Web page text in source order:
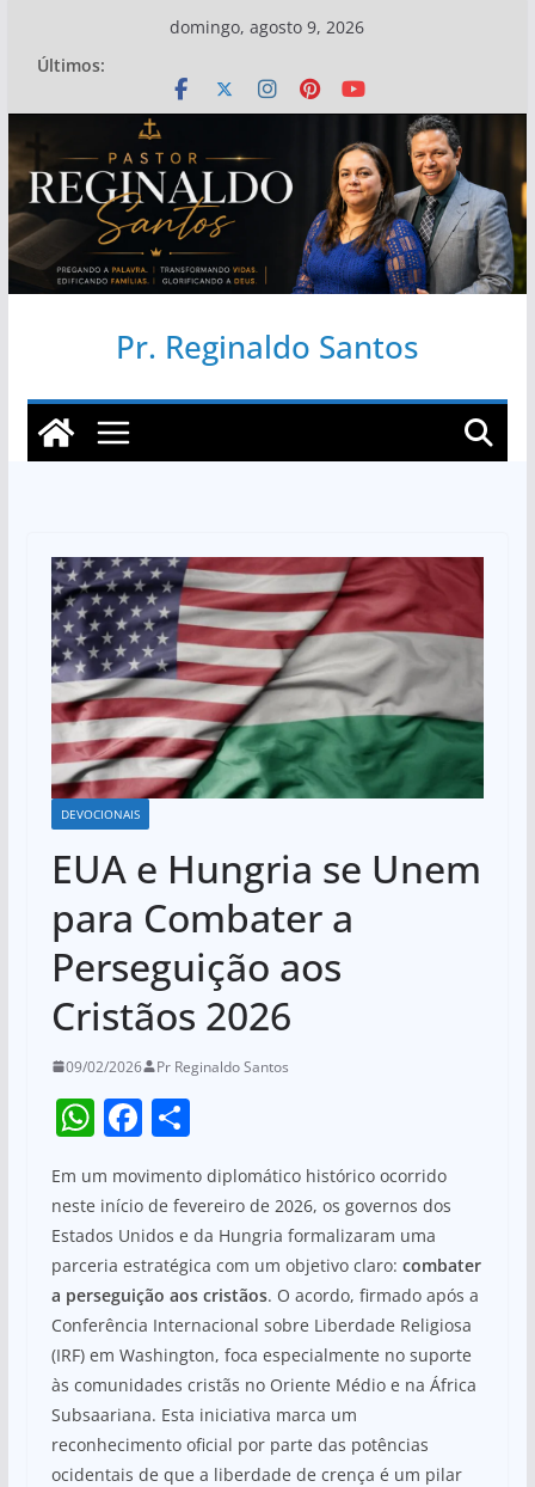
conteúdo
domingo, agosto 9, 2026
Últimos:
Pr. Reginaldo Santos
DEVOCIONAIS
EUA e Hungria se Unem
para Combater a
Perseguição aos
Cristãos 2026
09/02/2026 Pr Reginaldo Santos
W
at
s
A
p
p
F
a
c
e
b
o
o
k
S
ar
e
Em um movimento diplomático histórico ocorrido
neste início de fevereiro de 2026, os governos dos
Estados Unidos e da Hungria formalizaram uma
parceria estratégica com um objetivo claro: combater
a perseguição aos cristãos. O acordo, firmado após a
Conferência Internacional sobre Liberdade Religiosa
(IRF) em Washington, foca especialmente no suporte
às comunidades cristãs no Oriente Médio e na África
Subsaariana. Esta iniciativa marca um
reconhecimento oficial por parte das potências
ocidentais de que a liberdade de crença é um pilar